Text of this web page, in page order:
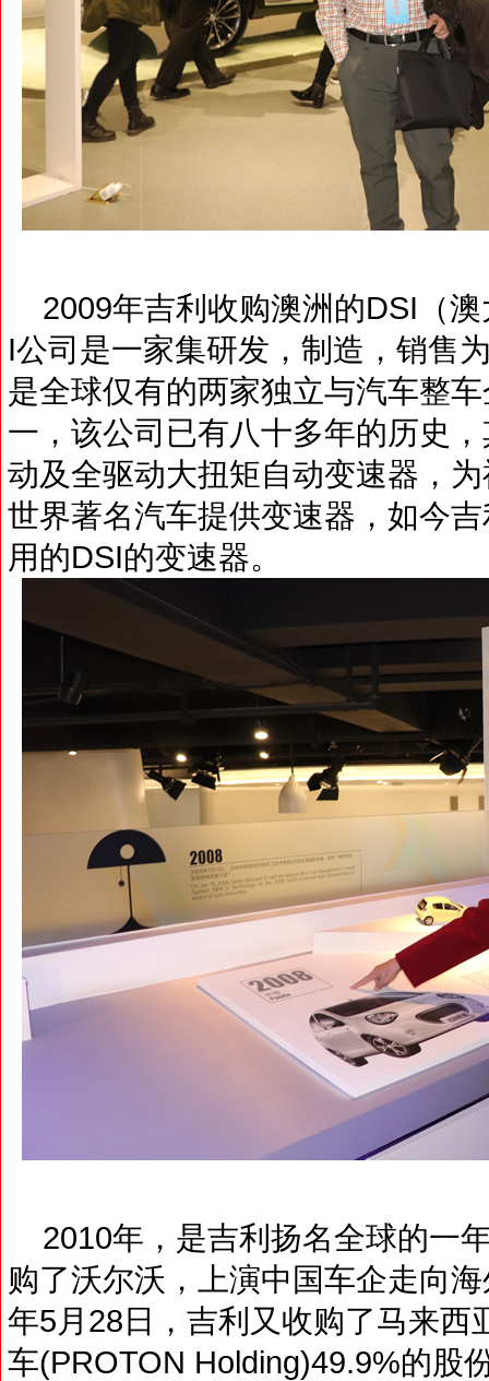
2009年吉利收购澳洲的DSI（
I公司是一家集研发，制造，销售
是全球仅有的两家独立与汽车整
一，该公司已有八十多年的历史
动及全驱动大扭矩自动变速器，
世界著名汽车提供变速器，如今
用的DSI的变速器。
2010年，是吉利扬名全球的一
购了沃尔沃，上演中国车企走向
年5月28日，吉利又收购了马来
车(PROTON Holding)49.9%的股